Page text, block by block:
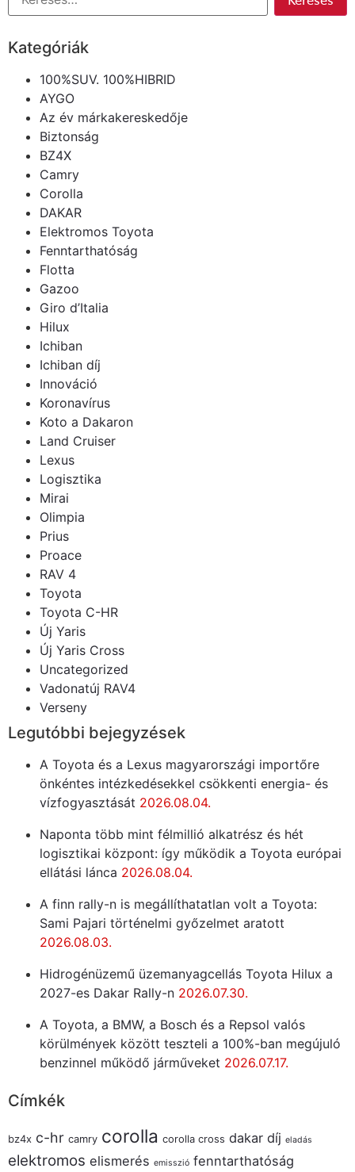
Kategóriák
100%SUV. 100%HIBRID
AYGO
Az év márkakereskedője
Biztonság
BZ4X
Camry
Corolla
DAKAR
Elektromos Toyota
Fenntarthatóság
Flotta
Gazoo
Giro d’Italia
Hilux
Ichiban
Ichiban díj
Innováció
Koronavírus
Koto a Dakaron
Land Cruiser
Lexus
Logisztika
Mirai
Olimpia
Prius
Proace
RAV 4
Toyota
Toyota C-HR
Új Yaris
Új Yaris Cross
Uncategorized
Vadonatúj RAV4
Verseny
Legutóbbi bejegyzések
A Toyota és a Lexus magyarországi importőre
önkéntes intézkedésekkel csökkenti energia- és
vízfogyasztását 2026.08.04.
Naponta több mint félmillió alkatrész és hét
logisztikai központ: így működik a Toyota európai
ellátási lánca 2026.08.04.
A finn rally-n is megállíthatatlan volt a Toyota:
Sami Pajari történelmi győzelmet aratott
2026.08.03.
Hidrogénüzemű üzemanyagcellás Toyota Hilux a
2027-es Dakar Rally-n 2026.07.30.
A Toyota, a BMW, a Bosch és a Repsol valós
körülmények között teszteli a 100%-ban megújuló
benzinnel működő járműveket 2026.07.17.
Címkék
bz4x c-hr camry corolla corolla cross dakar díj eladás
elektromos elismerés emisszió fenntarthatóság